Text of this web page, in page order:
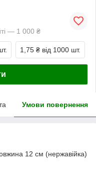
— 1 000 ₴
1,75 ₴ від 1000 шт.
Умови повернення
12 см (нержавійка)